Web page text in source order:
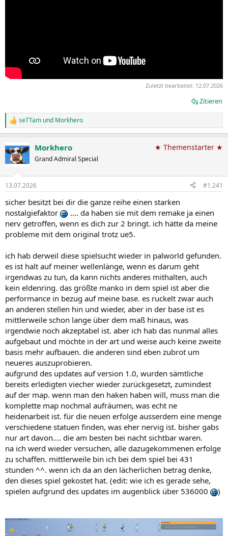
Zuletzt bearbeitet: 12.07.2026
Zitieren
R
e
k
t
i
e
:
seTTam und Morkhero
Morkhero
Grand Admiral Special
★ Themenstarter ★
13.07.2026 #1.241
sicher besitzt bei dir die ganze reihe einen starken
nostalgiefaktor
.... da haben sie mit dem remake ja einen
nerv getroffen, wenn es dich zur 2 bringt. ich hätte da meine
probleme mit dem original trotz ue5.
ich hab derweil diese spielsucht wieder in palworld gefunden.
es ist halt auf meiner wellenlänge, wenn es darum geht
irgendwas zu tun, da kann nichts anderes mithalten, auch
kein eldenring. das größte manko in dem spiel ist aber die
performance in bezug auf meine base. es ruckelt zwar auch
an anderen stellen hin und wieder, aber in der base ist es
mittlerweile schon lange über dem maß hinaus, was
irgendwie noch akzeptabel ist. aber ich hab das nunmal alles
aufgebaut und möchte in der art und weise auch keine zweite
basis mehr aufbauen. die anderen sind eben zubrot um
neueres auszuprobieren.
aufgrund des updates auf version 1.0, wurden sämtliche
bereits erledigten viecher wieder zurückgesetzt, zumindest
auf der map. wenn man den haken haben will, muss man die
komplette map nochmal aufräumen, was echt ne
heidenarbeit ist. für die neuen erfolge ausserdem eine menge
verschiedene statuen finden, was eher nervig ist. bisher gabs
nur art davon.... die am besten bei nacht sichtbar waren.
na ich werd wieder versuchen, alle dazugekommenen erfolge
zu schaffen. mittlerweile bin ich bei dem spiel bei 431
stunden ^^. wenn ich da an den lächerlichen betrag denke,
den dieses spiel gekostet hat. (edit: wie ich es gerade sehe,
spielen aufgrund des updates im augenblick über 536000
)